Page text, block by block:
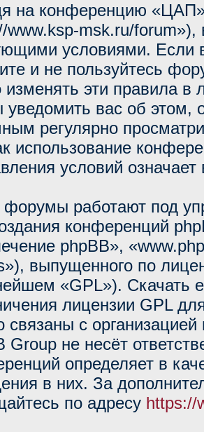
на конференцию
www.ksp-msk.ru/forum»),
условиями. Если
и не пользуйтесь
изменять эти правила
уведомить вас об
регулярно
использование
условий
работают под
конференций
phpBB»,
выпущенного по
«GPL»). Скачать
лицензии GPL
связаны с
Group не несёт
определяет в
в них. За
по адресу https://